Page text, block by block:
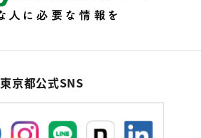
東京都公式SNS